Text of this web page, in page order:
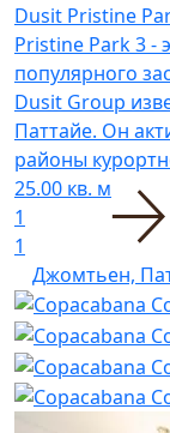
Dusit Pristine
Pristine Park 3 -
популярного
Dusit Group
Паттайе. Он
районы
25.00 кв. м
1
1
Джомтьен,